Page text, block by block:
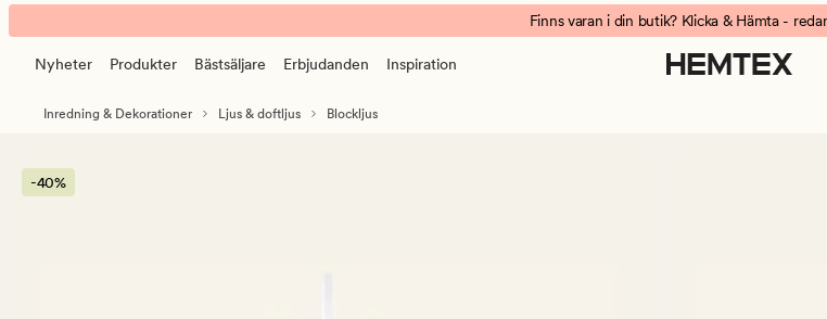
Rustic
blockljus
banner.
Klicka
ESCAPE
att
pausa.
Finns varan i din butik? Klicka & Hämta -
Nyheter Produkter Bästsäljare Erbjudanden Inspiration
Inredning & Dekorationer Ljus & doftljus Blockljus
-40%